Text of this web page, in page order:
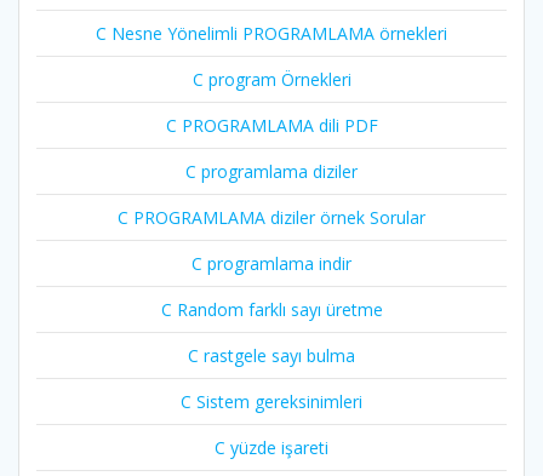
C Nesne Yönelimli PROGRAMLAMA örnekleri
C program Örnekleri
C PROGRAMLAMA dili PDF
C programlama diziler
C PROGRAMLAMA diziler örnek Sorular
C programlama indir
C Random farklı sayı üretme
C rastgele sayı bulma
C Sistem gereksinimleri
C yüzde işareti